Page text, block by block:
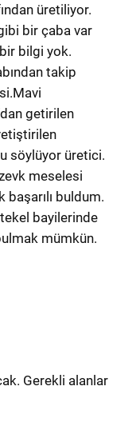
üretiliyor.
bir çaba var
bilgi yok.
takip
getirilen
söylüyor üretici.
meselesi
buldum.
bayilerinde
mümkün.
Gerekli alanlar